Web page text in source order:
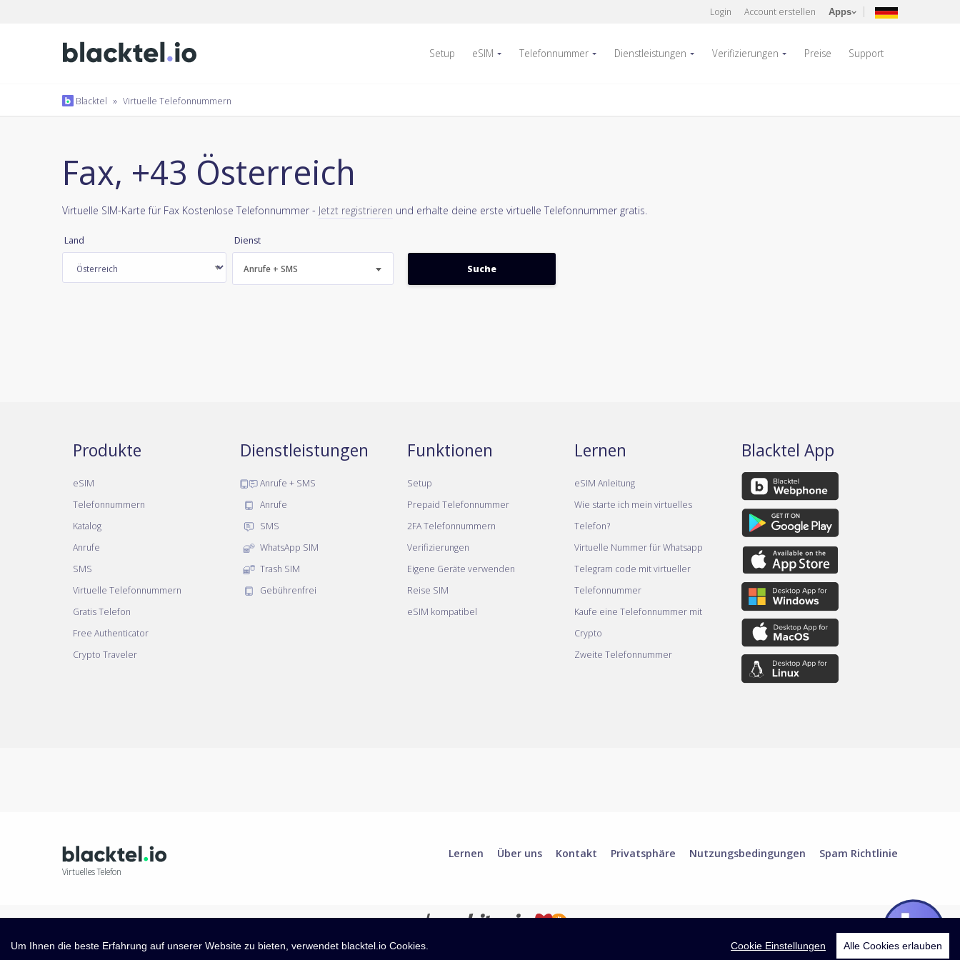
Login Account erstellen Apps
Setup eSIM Telefonnummer Dienstleistungen Verifizierungen Preise Support
Blacktel » Virtuelle Telefonnummern
Fax, +43 Österreich
Virtuelle SIM-Karte für Fax Kostenlose Telefonnummer - Jetzt registrieren und erhalte deine erste virtuelle Telefonnummer gratis.
Land Dienst
Anrufe + SMS
Produkte
eSIM
Telefonnummern
Katalog
Anrufe
SMS
Virtuelle Telefonnummern
Gratis Telefon
Free Authenticator
Crypto Traveler
Dienstleistungen
Anrufe + SMS
Anrufe
SMS
WhatsApp SIM
Trash SIM
Gebührenfrei
Funktionen
Setup
Prepaid Telefonnummer
2FA Telefonnummern
Verifizierungen
Eigene Geräte verwenden
Reise SIM
eSIM kompatibel
Lernen
eSIM Anleitung
Wie starte ich mein virtuelles
Telefon?
Virtuelle Nummer für Whatsapp
Telegram code mit virtueller
Telefonnummer
Kaufe eine Telefonnummer mit
Crypto
Zweite Telefonnummer
Blacktel App
Virtuelles Telefon
Lernen Über uns Kontakt Privatsphäre Nutzungsbedingungen Spam Richtlinie
Um Ihnen die beste Erfahrung auf unserer Website zu bieten, verwendet blacktel.io Cookies. Cookie Einstellungen Alle Cookies erlauben